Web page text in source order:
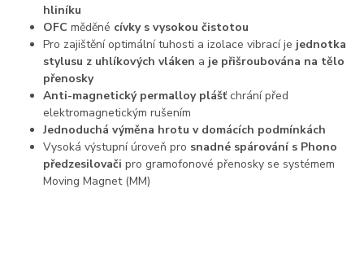
hliníku
OFC měděné cívky s vysokou čistotou
Pro zajištění optimální tuhosti a izolace vibrací je jednotka
stylusu z uhlíkových vláken a je přišroubována na tělo
přenosky
Anti-magnetický permalloy plášťchrání před
elektromagnetickým rušením
Jednoduchá výměna hrotu v domácích podmínkách
Vysoká výstupní úroveň pro snadné spárování s Phono
předzesilovači pro gramofonové přenosky se systémem
Moving Magnet (MM)